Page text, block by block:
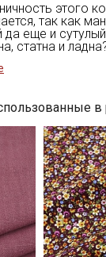
этого
так как
еще и
и ладна???? Из
на
не
плотный и
сторона
Совсем не
из него
можно
к более
не
использовав
же, вот как раз
и
в